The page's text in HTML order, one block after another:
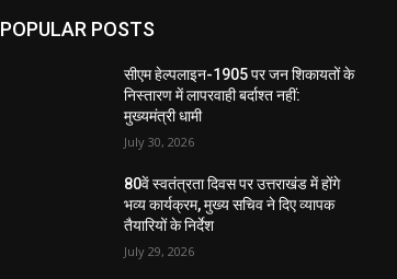
POPULAR POSTS
सीएम हेल्पलाइन-1905 पर जन शिकायतों के
निस्तारण में लापरवाही बर्दाश्त नहीं:
मुख्यमंत्री धामी
July 30, 2026
80वें स्वतंत्रता दिवस पर उत्तराखंड में होंगे
भव्य कार्यक्रम, मुख्य सचिव ने दिए व्यापक
तैयारियों के निर्देश
July 29, 2026